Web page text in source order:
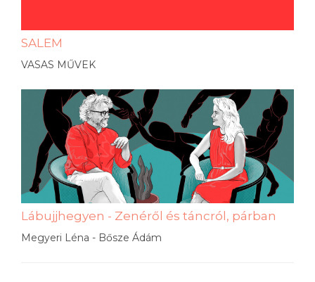
SALEM
VASAS MŰVEK
Lábujjhegyen - Zenéről és táncról, párban
Megyeri Léna - Bősze Ádám